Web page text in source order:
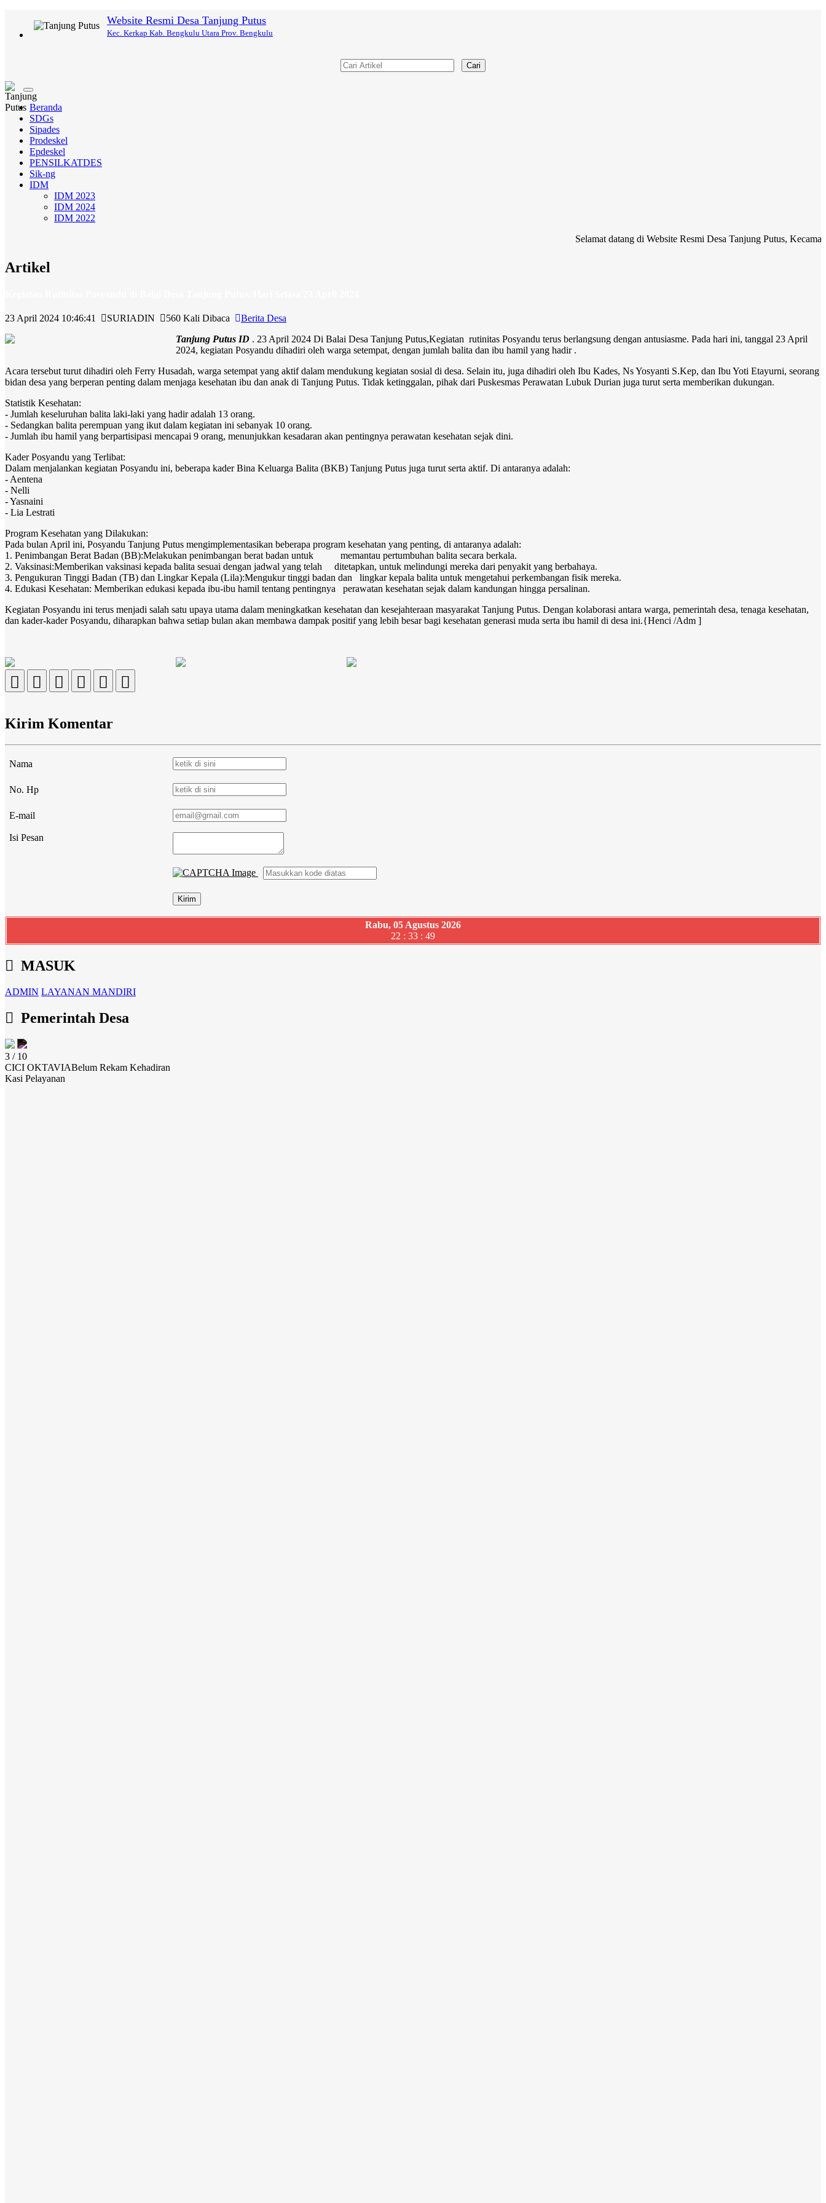
Website Resmi Desa Tanjung Putus
Kec. Kerkap Kab. Bengkulu Utara Prov. Bengkulu
Cari
Toggle
navigation
Beranda
SDGs
Sipades
Prodeskel
Epdeskel
PENSILKATDES
Sik-ng
IDM
IDM 2023
IDM 2024
IDM 2022
Selamat datang di Website Resmi Desa Tanjung Putus, Kecamatan
Artikel
23 April 2024 10:46:41 SURIADIN 560 Kali Dibaca
Berita Desa
Tanjung Putus ID . 23 April 2024 Di Balai Desa Tanjung Putus,Kegiatan rutinitas Posyandu terus berlangsung dengan antusiasme. Pada hari ini, tanggal 23 April
2024, kegiatan Posyandu dihadiri oleh warga setempat, dengan jumlah balita dan ibu hamil yang hadir .
Acara tersebut turut dihadiri oleh Ferry Husadah, warga setempat yang aktif dalam mendukung kegiatan sosial di desa. Selain itu, juga dihadiri oleh Ibu Kades, Ns Yosyanti S.Kep, dan Ibu Yoti Etayurni, seorang
bidan desa yang berperan penting dalam menjaga kesehatan ibu dan anak di Tanjung Putus. Tidak ketinggalan, pihak dari Puskesmas Perawatan Lubuk Durian juga turut serta memberikan dukungan.
Statistik Kesehatan:
- Jumlah keseluruhan balita laki-laki yang hadir adalah 13 orang.
- Sedangkan balita perempuan yang ikut dalam kegiatan ini sebanyak 10 orang.
- Jumlah ibu hamil yang berpartisipasi mencapai 9 orang, menunjukkan kesadaran akan pentingnya perawatan kesehatan sejak dini.
Kader Posyandu yang Terlibat:
Dalam menjalankan kegiatan Posyandu ini, beberapa kader Bina Keluarga Balita (BKB) Tanjung Putus juga turut serta aktif. Di antaranya adalah:
- Aentena
- Nelli
- Yasnaini
- Lia Lestrati
Program Kesehatan yang Dilakukan:
Pada bulan April ini, Posyandu Tanjung Putus mengimplementasikan beberapa program kesehatan yang penting, di antaranya adalah:
1. Penimbangan Berat Badan (BB):Melakukan penimbangan berat badan untuk memantau pertumbuhan balita secara berkala.
2. Vaksinasi:Memberikan vaksinasi kepada balita sesuai dengan jadwal yang telah ditetapkan, untuk melindungi mereka dari penyakit yang berbahaya.
3. Pengukuran Tinggi Badan (TB) dan Lingkar Kepala (Lila):Mengukur tinggi badan dan lingkar kepala balita untuk mengetahui perkembangan fisik mereka.
4. Edukasi Kesehatan: Memberikan edukasi kepada ibu-ibu hamil tentang pentingnya perawatan kesehatan sejak dalam kandungan hingga persalinan.
Kegiatan Posyandu ini terus menjadi salah satu upaya utama dalam meningkatkan kesehatan dan kesejahteraan masyarakat Tanjung Putus. Dengan kolaborasi antara warga, pemerintah desa, tenaga kesehatan,
dan kader-kader Posyandu, diharapkan bahwa setiap bulan akan membawa dampak positif yang lebih besar bagi kesehatan generasi muda serta ibu hamil di desa ini.{Henci /Adm ]
Kirim Komentar
Nama
No. Hp
E-mail
Isi Pesan
Rabu, 05 Agustus 2026
22 : 33 : 50
MASUK
ADMIN LAYANAN MANDIRI
Pemerintah Desa
3 / 10
CICI OKTAVIABelum Rekam Kehadiran
Kasi Pelayanan